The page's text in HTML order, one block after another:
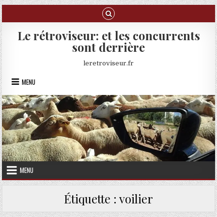
Skip to content
Le rétroviseur: et les concurrents
sont derrière
leretroviseur.fr
MENU
MENU
Étiquette : voilier